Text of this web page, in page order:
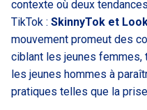
contexte où deux
TikTok : SkinnyTok et
mouvement promeut des
ciblant les jeunes femmes,
les jeunes hommes à
pratiques telles que la